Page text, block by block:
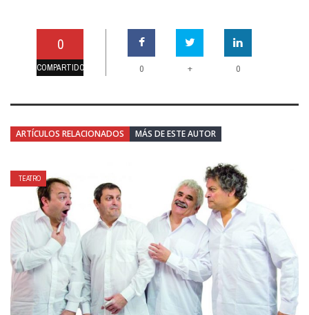
0
COMPARTIDO 0 + 0
ARTÍCULOS RELACIONADOS MÁS DE ESTE AUTOR
TEATRO